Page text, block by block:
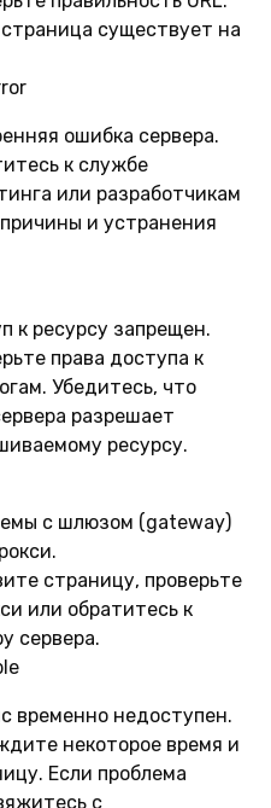
существует на
ошибка сервера.
к службе
или разработчикам
и устранения
к ресурсу запрещен.
права доступа к
Убедитесь, что
разрешает
ресурсу.
с шлюзом (gateway)
страницу, проверьте
или обратитесь к
сервера.
временно недоступен.
некоторое время и
Если проблема
с